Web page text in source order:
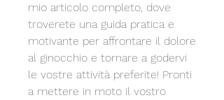
mio articolo completo, dove
troverete una guida pratica e
motivante per affrontare il dolore
al ginocchio e tornare a godervi
le vostre attività preferite! Pronti
a mettere in moto il vostro